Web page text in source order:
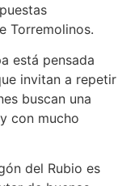
Torremolinos.
está pensada
invitan a repetir
buscan una
con mucho
del Rubio es